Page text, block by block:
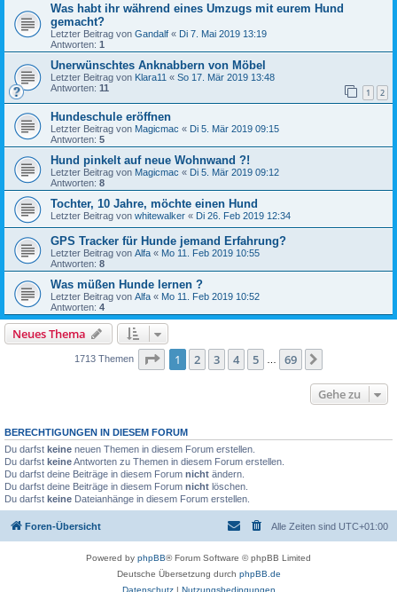
Was habt ihr während eines Umzugs mit eurem Hund
gemacht?
Letzter Beitrag von Gandalf « Di 7. Mai 2019 13:19
Antworten: 1
Unerwünschtes Anknabbern von Möbel
Letzter Beitrag von Klara11 « So 17. Mär 2019 13:48
Antworten: 11 1 2
Hundeschule eröffnen
Letzter Beitrag von Magicmac « Di 5. Mär 2019 09:15
Antworten: 5
Hund pinkelt auf neue Wohnwand ?!
Letzter Beitrag von Magicmac « Di 5. Mär 2019 09:12
Antworten: 8
Tochter, 10 Jahre, möchte einen Hund
Letzter Beitrag von whitewalker « Di 26. Feb 2019 12:34
GPS Tracker für Hunde jemand Erfahrung?
Letzter Beitrag von Alfa « Mo 11. Feb 2019 10:55
Antworten: 8
Was müßen Hunde lernen ?
Letzter Beitrag von Alfa « Mo 11. Feb 2019 10:52
Antworten: 4
Neues Thema
1713 Themen Seite 1von 69
1 2 3 4 5 69
Gehe zu
BERECHTIGUNGEN IN DIESEM FORUM
Du darfst keine neuen Themen in diesem Forum erstellen.
Du darfst keineAntworten zu Themen in diesem Forum erstellen.
Du darfst deine Beiträge in diesem Forum nicht ändern.
Du darfst deine Beiträge in diesem Forum nicht löschen.
Du darfst keine Dateianhänge in diesem Forum erstellen.
Foren-Übersicht Alle Zeiten sind UTC+01:00
Powered by phpBB® Forum Software © phpBB Limited
Deutsche Übersetzung durch phpBB.de
Datenschutz| Nutzungsbedingungen